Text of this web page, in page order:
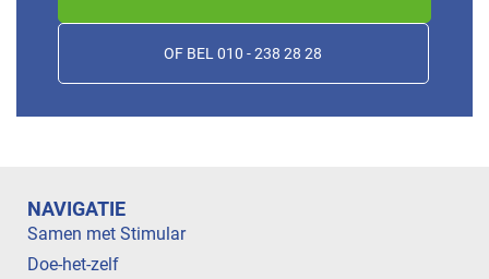
OF BEL 010 - 238 28 28
NAVIGATIE
Samen met Stimular
Doe-het-zelf